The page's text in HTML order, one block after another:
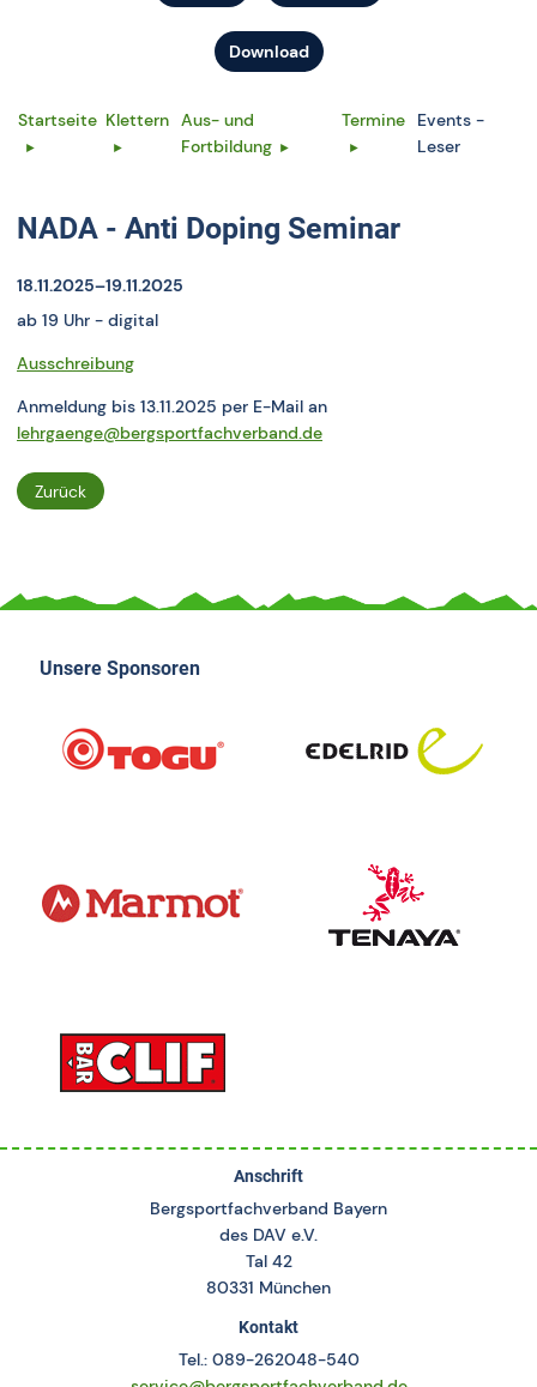
Download
Startseite Klettern Aus- und
Fortbildung
Termine
Events -
Leser
NADA - Anti Doping Seminar
18.11.2025–19.11.2025
ab 19 Uhr - digital
Ausschreibung
Anmeldung bis 13.11.2025 per E-Mail an
lehrgaenge@bergsportfachverband.de
Zurück
Unsere Sponsoren
Anschrift
Bergsportfachverband Bayern
des DAV e.V.
Tal 42
80331 München
Kontakt
Tel.: 089-262048-540